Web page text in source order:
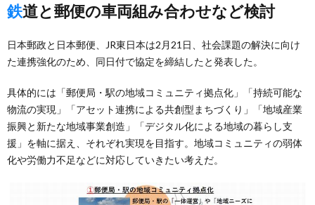
鉄道と郵便の車両組み合わせなど検討
日本郵政と日本郵便、JR東日本は2月21日、社会課題の解決に向け
た連携強化のため、同日付で協定を締結したと発表した。
具体的には「郵便局・駅の地域コミュニティ拠点化」「持続可能な
物流の実現」「アセット連携による共創型まちづくり」「地域産業
振興と新たな地域事業創造」「デジタル化による地域の暮らし支
援」を軸に据え、それぞれ実現を目指す。地域コミュニティの弱体
化や労働力不足などに対応していきたい考えだ。